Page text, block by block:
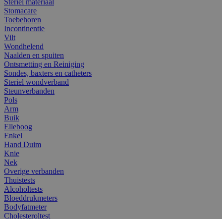
Stomacare
Toebehoren
Incontinentie
Vilt
Wondhelend
Naalden en spuiten
Ontsmetting en Reiniging
Sondes, baxters en catheters
Steriel wondverband
Steunverbanden
Pols
Arm
Buik
Elleboog
Enkel
Hand Duim
Knie
Nek
Overige verbanden
Thuistests
Alcoholtests
Bloeddrukmeters
Bodyfatmeter
Cholesteroltest